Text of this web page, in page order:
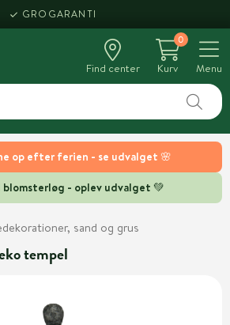
op efter ferien - se udvalget 🌸
- oplev udvalget 💚
GROGARANTI
Find center
0
Kurv
Menu
sand og grus
tempel